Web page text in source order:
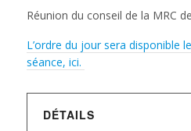
Réunion du conseil de la MRC
L’ordre du jour sera disponible
séance, ici.
DÉTAILS